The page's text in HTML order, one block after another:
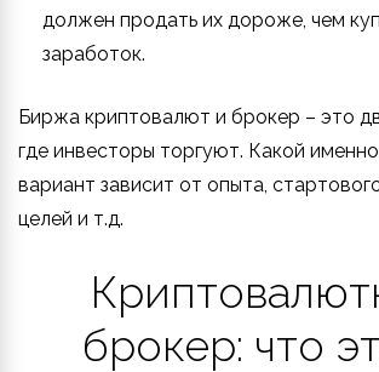
должен продать их дороже, чем
заработок.
Биржа криптовалют и брокер – это
где инвесторы торгуют. Какой
вариант зависит от опыта,
целей и т.д.
брокер: что